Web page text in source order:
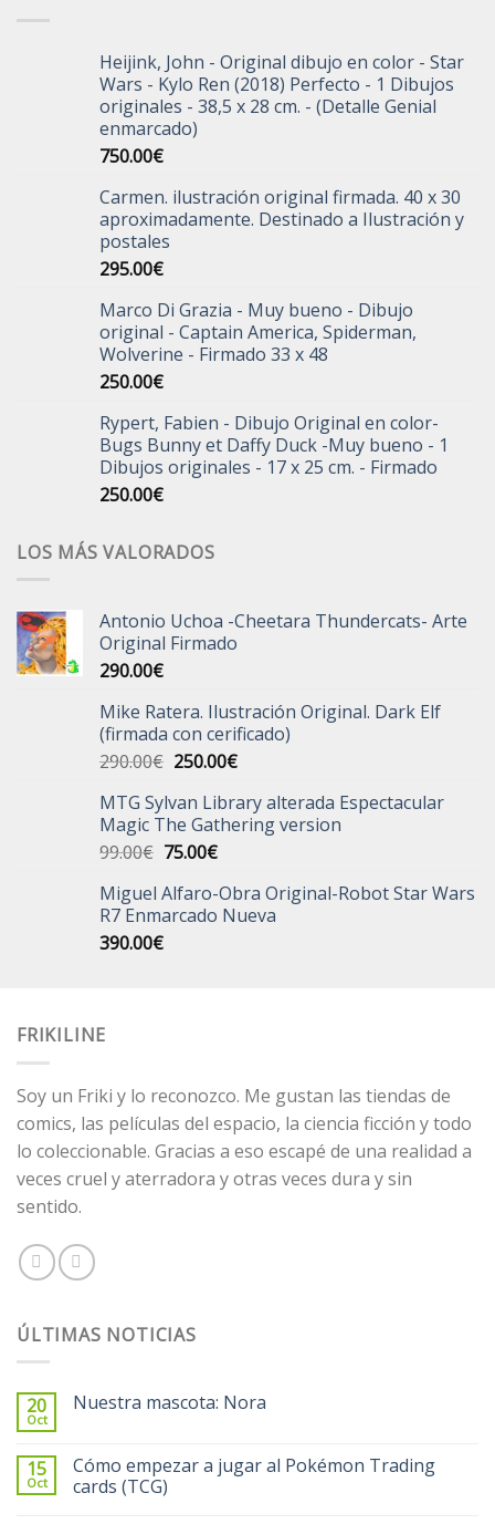
Heijink, John - Original dibujo en color - Star
Wars - Kylo Ren (2018) Perfecto - 1 Dibujos
originales - 38,5 x 28 cm. - (Detalle Genial
enmarcado)
750.00€
Carmen. ilustración original firmada. 40 x 30
aproximadamente. Destinado a Ilustración y
postales
295.00€
Marco Di Grazia - Muy bueno - Dibujo
original - Captain America, Spiderman,
Wolverine - Firmado 33 x 48
250.00€
Rypert, Fabien - Dibujo Original en color-
Bugs Bunny et Daffy Duck -Muy bueno - 1
Dibujos originales - 17 x 25 cm. - Firmado
250.00€
LOS MÁS VALORADOS
Antonio Uchoa -Cheetara Thundercats- Arte
Original Firmado
290.00€
Mike Ratera. Ilustración Original. Dark Elf
(firmada con cerificado)
290.00€ El
original
era:
290.00€.
250.00€El
actual
es:
MTG Sylvan Library alterada Espectacular
Magic The Gathering version
99.00€ El
original
era:
99.00€.
75.00€El
actual
es:
Miguel Alfaro-Obra Original-Robot Star Wars
R7 Enmarcado Nueva
390.00€
FRIKILINE
Soy un Friki y lo reconozco. Me gustan las tiendas de
comics, las películas del espacio, la ciencia ficción y todo
lo coleccionable. Gracias a eso escapé de una realidad a
veces cruel y aterradora y otras veces dura y sin
sentido.
ÚLTIMAS NOTICIAS
20
Oct
Nuestra mascota: Nora
15
Oct
Cómo empezar a jugar al Pokémon Trading
cards (TCG)